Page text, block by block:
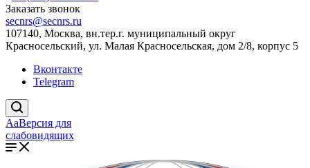
Заказать звонок
secnrs@secnrs.ru
107140, Москва, вн.тер.г. муниципальный округ
Красносельский, ул. Малая Красносельская, дом 2/8, корпус 5
Вконтакте
Telegram
AaВерсия для
слабовидящих